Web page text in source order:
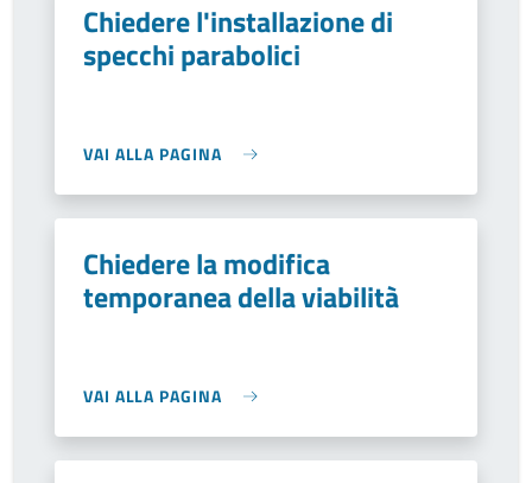
Chiedere l'installazione di
specchi parabolici
VAI ALLA PAGINA
Chiedere la modifica
temporanea della viabilità
VAI ALLA PAGINA